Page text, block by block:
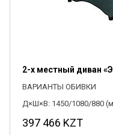
2-х местный диван
ВАРИАНТЫ ОБИВКИ
Д×Ш×В: 1450/1080/880
397 466 KZT